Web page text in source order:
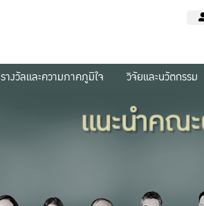
รางวัลและความภาคภูมิใจ วิจัยและนวัตกรรม